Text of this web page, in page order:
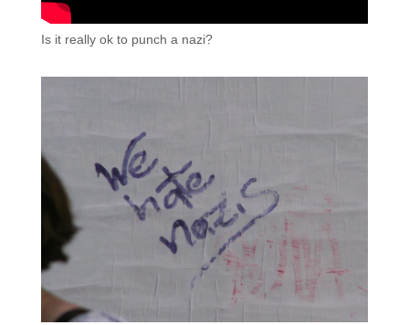
Is it really ok to punch a nazi?